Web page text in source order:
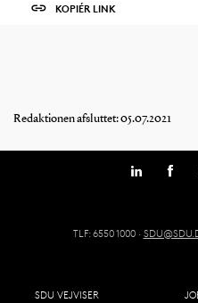
KOPIÉR LINK
Redaktionen afsluttet: 05.07.2021
TLF: 6550 1000 ·
SDU VEJVISER